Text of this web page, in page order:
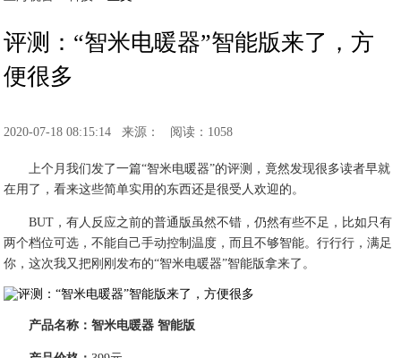
评测：“智米电暖器”智能版来了，方
便很多
2020-07-18 08:15:14 来源： 阅读：1058
上个月我们发了一篇“智米电暖器”的评测，竟然发现很多读者早就
在用了，看来这些简单实用的东西还是很受人欢迎的。
BUT，有人反应之前的普通版虽然不错，仍然有些不足，比如只有
两个档位可选，不能自己手动控制温度，而且不够智能。行行行，满足
你，这次我又把刚刚发布的“智米电暖器”智能版拿来了。
产品名称：智米电暖器 智能版